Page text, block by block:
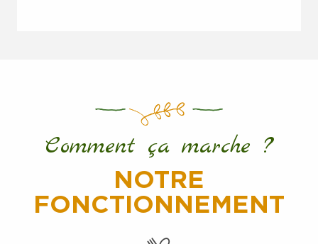
Comment ça marche ?
NOTRE
FONCTIONNEMENT